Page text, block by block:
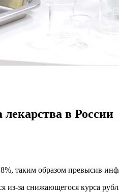
в России
таким образом превысив
из-за снижающегося курса